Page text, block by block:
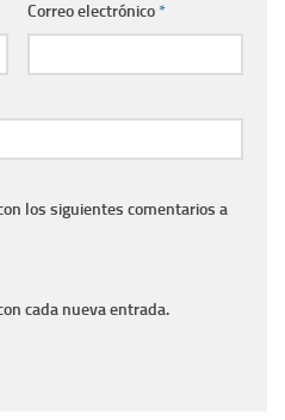
Correo electrónico*
los siguientes comentarios a
cada nueva entrada.